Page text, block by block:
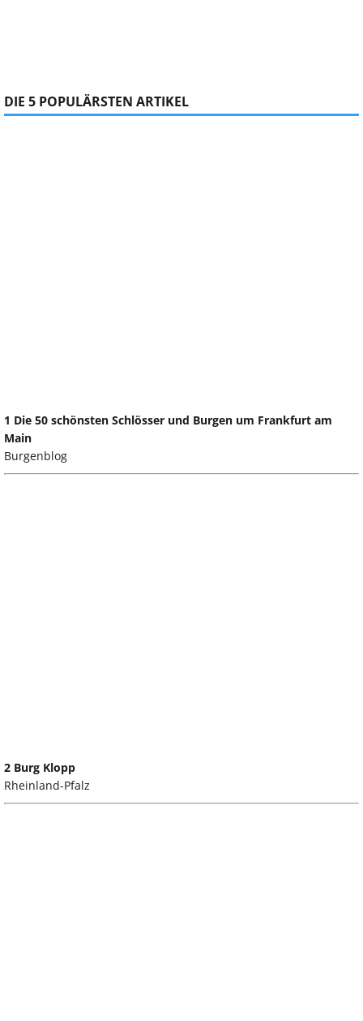
DIE 5 POPULÄRSTEN ARTIKEL
1 Die 50 schönsten Schlösser und Burgen um Frankfurt am
Main
Burgenblog
2 Burg Klopp
Rheinland-Pfalz